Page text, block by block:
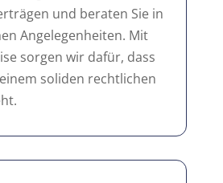
und beraten Sie in
Angelegenheiten. Mit
sorgen wir dafür, dass
soliden rechtlichen